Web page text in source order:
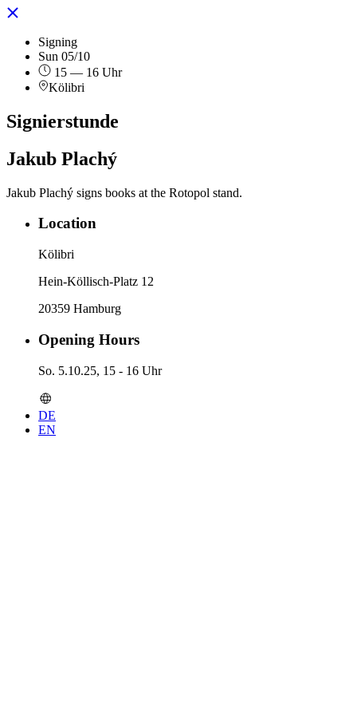
Signing
Sun 05/10
15 — 16 Uhr
Kölibri
Signierstunde
Jakub Plachý
Jakub Plachý signs books at the Rotopol stand.
Location
Kölibri
Hein-Köllisch-Platz 12
20359 Hamburg
Opening Hours
So. 5.10.25, 15 - 16 Uhr
DE
EN